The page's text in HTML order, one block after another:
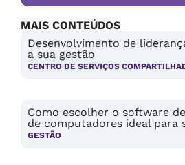
MAIS CONTEÚDOS
Desenvolvimento de
a sua gestão
CENTRO DE SERVIÇOS
Como escolher o software
de computadores ideal para
GESTÃO